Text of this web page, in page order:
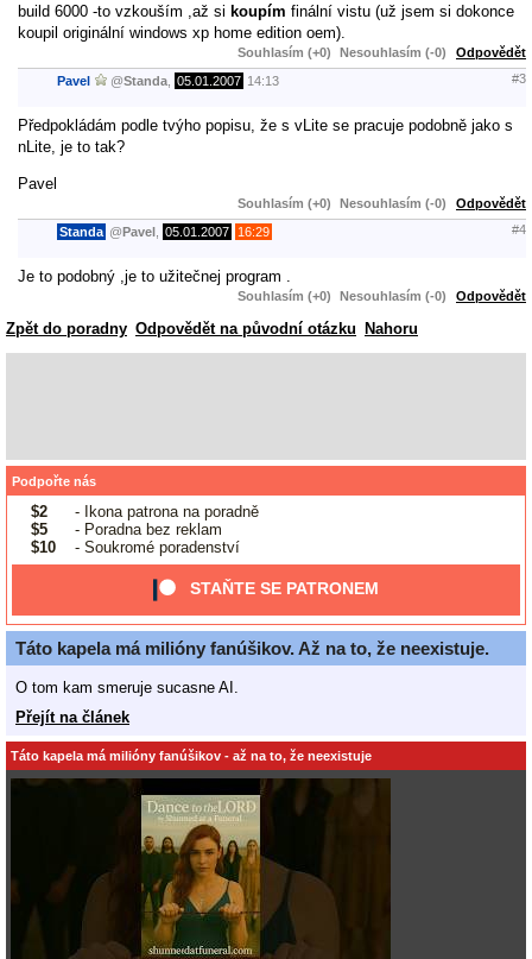
build 6000 -to vzkouším ,až si koupím finální vistu (už jsem si dokonce
koupil originální windows xp home edition oem).
Souhlasím (+0) Nesouhlasím (-0) Odpovědět
Pavel @Standa 05.01.2007 14:13 #3
Předpokládám podle tvýho popisu, že s vLite se pracuje podobně jako s
nLite, je to tak?
Pavel
Souhlasím (+0) Nesouhlasím (-0) Odpovědět
Standa @Pavel 05.01.2007 16:29 #4
Je to podobný ,je to užitečnej program .
Souhlasím (+0) Nesouhlasím (-0) Odpovědět
Zpět do poradny Odpovědět na původní otázku Nahoru
Podpořte nás
$2
- Ikona patrona na poradně
$5
- Poradna bez reklam
$10
- Soukromé poradenství
STAŇTE SE PATRONEM
Táto kapela má milióny fanúšikov. Až na to, že neexistuje.
O tom kam smeruje sucasne AI.
Přejít na článek
Táto kapela má milióny fanúšikov - až na to, že neexistuje